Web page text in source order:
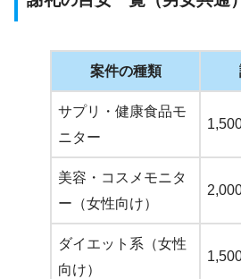
案件の種類
サプリ・健康食品モ
ニター
美容・コスメモニタ
ー（女性向け）
ダイエット系（女性
向け）